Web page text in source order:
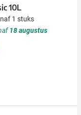
10L
1 stuks
18 augustus